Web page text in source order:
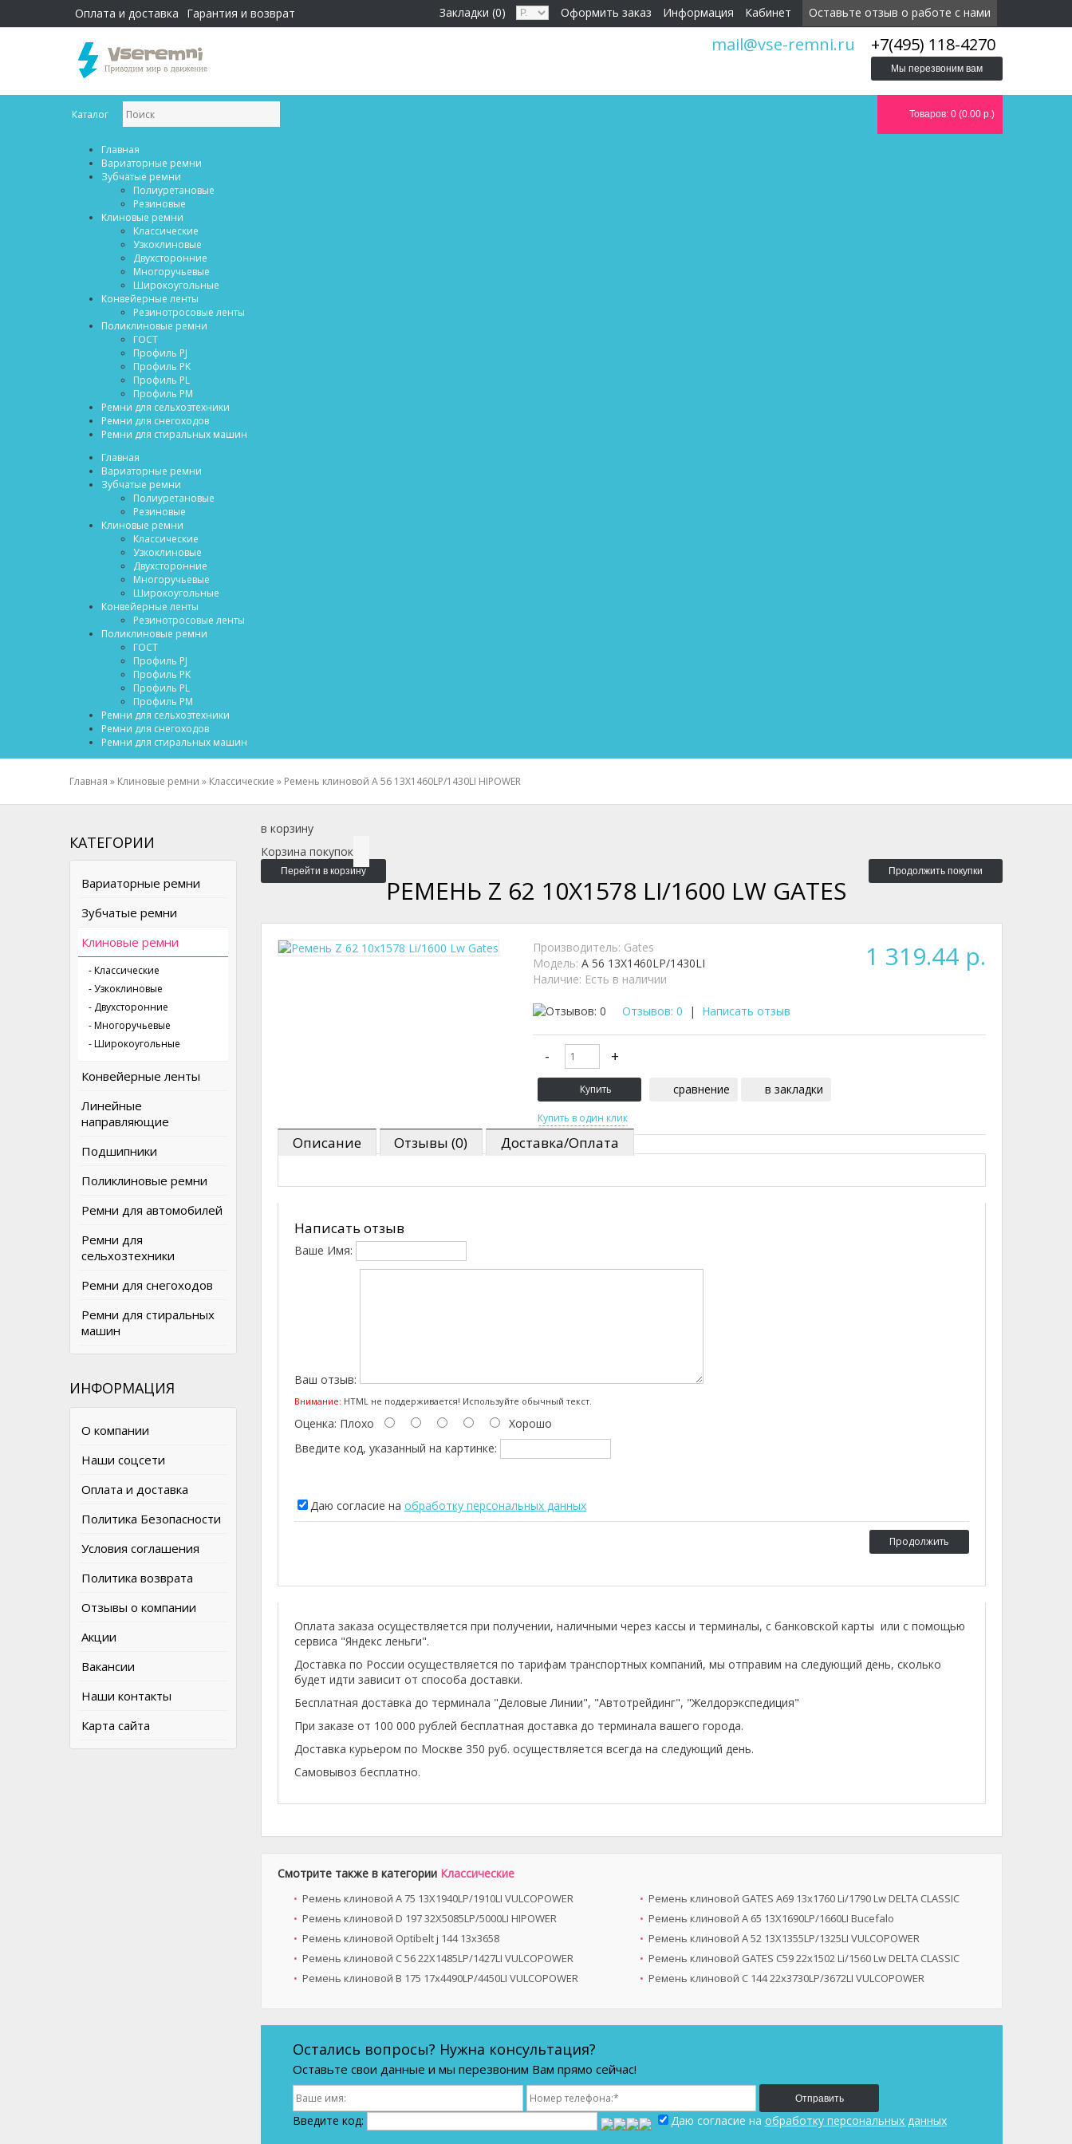
Оплата и доставка Гарантия и возврат Оставьте отзыв о работе с нами
Кабинет
Информация
Оформить заказ
Закладки (0)
+7(495) 118-4270
Мы перезвоним вам
mail@vse-remni.ru
Каталог Товаров: 0 (0.00 р.)
Главная
Вариаторные ремни
Зубчатые ремни
Полиуретановые
Резиновые
Клиновые ремни
Классические
Узкоклиновые
Двухсторонние
Многоручьевые
Широкоугольные
Конвейерные ленты
Резинотросовые ленты
Поликлиновые ремни
ГОСТ
Профиль PJ
Профиль PK
Профиль PL
Профиль PM
Ремни для сельхозтехники
Ремни для снегоходов
Ремни для стиральных машин
Главная
Вариаторные ремни
Зубчатые ремни
Полиуретановые
Резиновые
Клиновые ремни
Классические
Узкоклиновые
Двухсторонние
Многоручьевые
Широкоугольные
Конвейерные ленты
Резинотросовые ленты
Поликлиновые ремни
ГОСТ
Профиль PJ
Профиль PK
Профиль PL
Профиль PM
Ремни для сельхозтехники
Ремни для снегоходов
Ремни для стиральных машин
Главная » Клиновые ремни » Классические » Ремень клиновой A 56 13X1460LP/1430LI HIPOWER
КАТЕГОРИИ
Вариаторные ремни
Зубчатые ремни
Клиновые ремни
- Классические
- Узкоклиновые
- Двухсторонние
- Многоручьевые
- Широкоугольные
Конвейерные ленты
Линейные
направляющие
Подшипники
Поликлиновые ремни
Ремни для автомобилей
Ремни для
сельхозтехники
Ремни для снегоходов
Ремни для стиральных
машин
ИНФОРМАЦИЯ
О компании
Наши соцсети
Оплата и доставка
Политика Безопасности
Условия соглашения
Политика возврата
Отзывы о компании
Акции
Вакансии
Наши контакты
Карта сайта
в корзину
Корзина покупок
Перейти в корзину Продолжить покупки
РЕМЕНЬ Z 62 10X1578 LI/1600 LW GATES
1 319.44 р.
Производитель: Gates
Модель: A 56 13X1460LP/1430LI
Наличие: Есть в наличии
Отзывов: 0 | Написать отзыв
сравнение в закладки
Описание Отзывы (0) Доставка/Оплата
Написать отзыв
Ваше Имя:
Ваш отзыв:
Внимание: HTML не поддерживается! Используйте обычный текст.
Оценка: Плохо
Хорошо
Введите код, указанный на картинке:
Даю согласие на обработку персональных данных
Продолжить
Оплата заказа осуществляется при получении, наличными через кассы и терминалы, с банковской карты или с помощью
сервиса "Яндекс леньги".
Доставка по России осуществляется по тарифам транспортных компаний, мы отправим на следующий день, сколько
будет идти зависит от способа доставки.
Бесплатная доставка до терминала "Деловые Линии", "Автотрейдинг", "Желдорэкспедиция"
При заказе от 100 000 рублей бесплатная доставка до терминала вашего города.
Доставка курьером по Москве 350 руб. осуществляется всегда на следующий день.
Самовывоз бесплатно.
Смотрите также в категории Классические
Ремень клиновой A 75 13X1940LP/1910LI VULCOPOWER
Ремень клиновой GATES A69 13x1760 Li/1790 Lw DELTA CLASSIC
Ремень клиновой D 197 32X5085LP/5000LI HIPOWER
Ремень клиновой A 65 13X1690LP/1660LI Bucefalo
Ремень клиновой Optibelt ј 144 13х3658
Ремень клиновой A 52 13X1355LP/1325LI VULCOPOWER
Ремень клиновой C 56 22X1485LP/1427LI VULCOPOWER
Ремень клиновой GATES C59 22x1502 Li/1560 Lw DELTA CLASSIC
Ремень клиновой B 175 17x4490LP/4450LI VULCOPOWER
Ремень клиновой C 144 22x3730LP/3672LI VULCOPOWER
Остались вопросы? Нужна консультация?
Оставьте свои данные и мы перезвоним Вам прямо сейчас!
Отправить
Введите код: Даю согласие на обработку персональных данных